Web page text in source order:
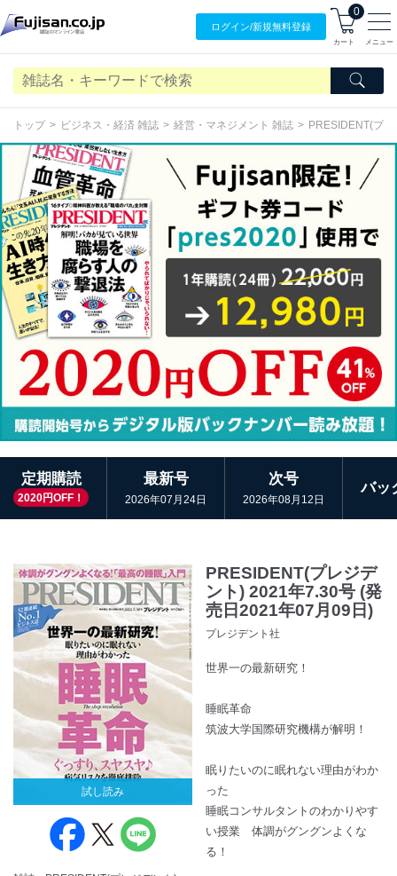
ログイン/新規無料登録
0
カート メニュー
トップ ビジネス・経済 雑誌 経営・マネジメント 雑誌 PRESIDENT(プ
定期購読
2020円OFF！
最新号
2026年07月24日
次号
2026年08月12日
バッ
試し読み
PRESIDENT(プレジデ
ント) 2021年7.30号 (発
売日2021年07月09日)
プレジデント社
世界一の最新研究！
睡眠革命
筑波大学国際研究機構が解明！
眠りたいのに眠れない理由がわか
った
睡眠コンサルタントのわかりやす
い授業 体調がグングンよくな
る！